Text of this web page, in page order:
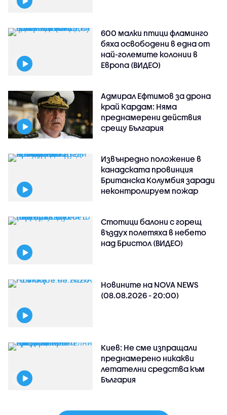
600 малки птици фламинго
бяха освободени в една от
най-големите колонии в
Европа (ВИДЕО)
Адмирал Ефтимов за дрона
край Кардам: Няма
преднамерени действия
срещу България
Извънредно положение в
канадската провинция
Британска Колумбия заради
неконтролируем пожар
Стотици балони с горещ
въздух полетяха в небето
над Бристол (ВИДЕО)
Новините на NOVA NEWS
(08.08.2026 - 20:00)
Киев: Не сме изпращали
преднамерено никакви
летателни средства към
България